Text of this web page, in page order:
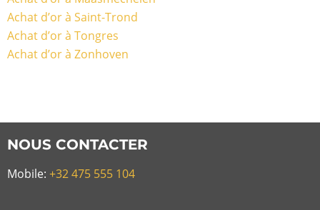
Achat d’or à Saint-Trond
Achat d’or à Tongres
Achat d’or à Zonhoven
NOUS CONTACTER
Mobile: +32 475 555 104